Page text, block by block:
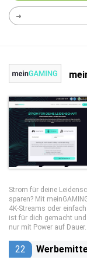
Strom für deine
sparen? Mit
4K-Streams oder
ist für dich gemacht
nur mit Power auf Dauer.
22